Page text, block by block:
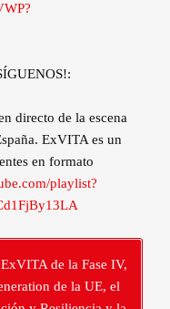
directo de la escena
ExVITA es un
en formato
playlist?
de la Fase IV,
de la UE, el